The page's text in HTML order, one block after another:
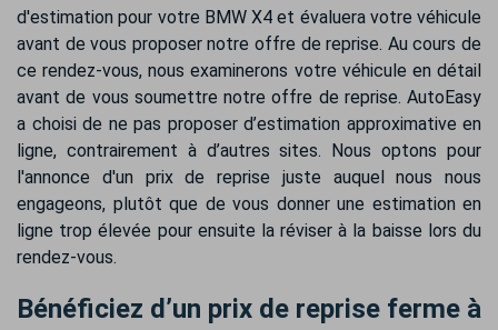
d'estimation pour votre BMW X4 et évaluera votre véhicule
avant de vous proposer notre offre de reprise. Au cours de
ce rendez-vous, nous examinerons votre véhicule en détail
avant de vous soumettre notre offre de reprise. AutoEasy
a choisi de ne pas proposer d’estimation approximative en
ligne, contrairement à d’autres sites. Nous optons pour
l'annonce d'un prix de reprise juste auquel nous nous
engageons, plutôt que de vous donner une estimation en
ligne trop élevée pour ensuite la réviser à la baisse lors du
rendez-vous.
Bénéficiez d’un prix de reprise ferme à